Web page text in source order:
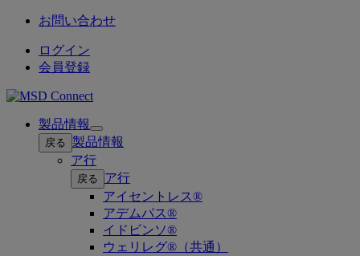
お問い合わせ
ログイン
会員登録
製品情報
Open
submenu
戻る 製品情報
ア行
戻る
ア行
アイセントレス®
アデムパス®
イドビンソ®
ウェリレグ®（共通）